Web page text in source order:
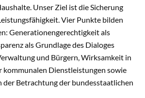
Unser Ziel ist die Sicherung
Vier Punkte bilden
Generationengerechtigkeit als
als Grundlage des Dialoges
und Bürgern, Wirksamkeit in
kommunalen Dienstleistungen sowie
Betrachtung der bundesstaatlichen